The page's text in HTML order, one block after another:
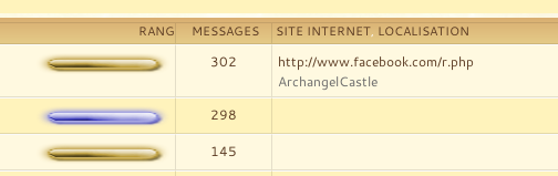
RANG MESSAGES SITE INTERNET, LOCALISATION
302
http://www.facebook.com/r.php
ArchangelCastle
298
145